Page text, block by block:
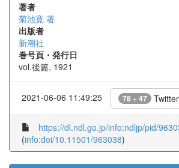
著者
菊池寛 著
出版者
新潮社
巻号頁・発行日
vol.後篇, 1921
2021-06-06 11:49:25 78 + 47 Twitter
https://dl.ndl.go.jp/info:ndljp/pid/
(info:doi/10.11501/963038)